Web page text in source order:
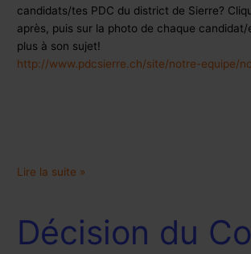
candidats/tes PDC du district de Sierre?
après, puis sur la photo de chaque
plus à son sujet!
http://www.pdcsierre.ch/site/notre-equipe/
Lire la suite »
Décision du
Décision